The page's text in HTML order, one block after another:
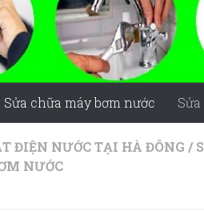
Sửa chữa máy bơm nước
ĐIỆN NƯỚC TẠI HÀ ĐÔNG /
NƯỚC